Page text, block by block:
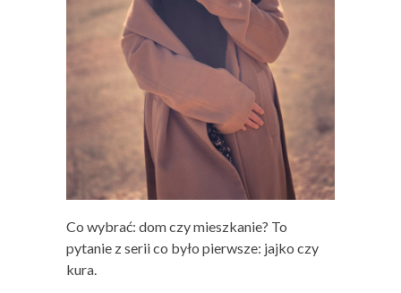
Co wybrać: dom czy mieszkanie? To
pytanie z serii co było pierwsze: jajko czy
kura.